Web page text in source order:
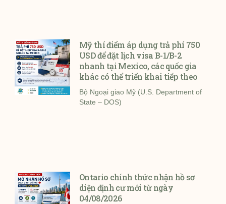
Mỹ thí điểm áp dụng trả phí 750
USD để đặt lịch visa B-1/B-2
nhanh tại Mexico, các quốc gia
khác có thể triển khai tiếp theo
Bộ Ngoại giao Mỹ (U.S. Department of
State – DOS)
Ontario chính thức nhận hồ sơ
diện định cư mới từ ngày
04/08/2026